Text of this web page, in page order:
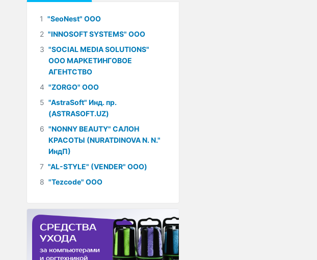
1 "SeoNest" ООО
2 "INNOSOFT SYSTEMS" ООО
3 "SOCIAL MEDIA SOLUTIONS"
ООО МАРКЕТИНГОВОЕ
АГЕНТСТВО
4 "ZORGO" ООО
5 "AstraSoft" Инд. пр.
(ASTRASOFT.UZ)
6 "NONNY BEAUTY" САЛОН
КРАСОТЫ (NURATDINOVA N. N."
ИндП)
7 "AL-STYLE" (VENDER" ООО)
8 "Tezcode" ООО